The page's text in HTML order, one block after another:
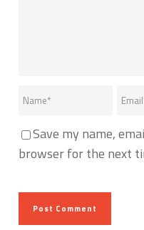
Save my name,
browser for the next